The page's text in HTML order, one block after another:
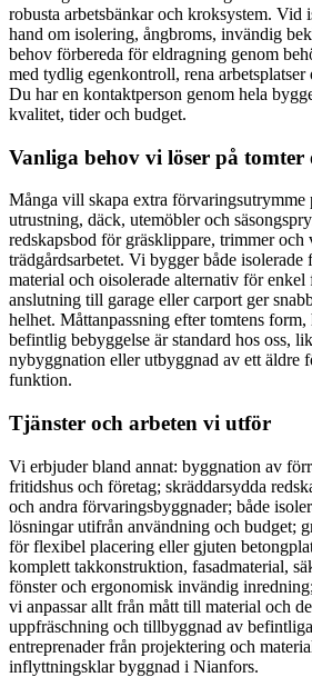
robusta arbetsbänkar och kroksystem. Vid
hand om isolering, ångbroms, invändig
behov förbereda för eldragning genom
med tydlig egenkontroll, rena
Du har en kontaktperson genom hela
kvalitet, tider och budget.
Vanliga behov vi löser på tomter
Många vill skapa extra förvaringsutrymme
utrustning, däck, utemöbler och
redskapsbod för gräsklippare, trimmer och
trädgårdsarbetet. Vi bygger både
material och oisolerade alternativ för
anslutning till garage eller carport ger
helhet. Måttanpassning efter tomtens
befintlig bebyggelse är standard hos oss,
nybyggnation eller utbyggnad av ett äldre
funktion.
Tjänster och arbeten vi utför
Vi erbjuder bland annat: byggnation av
fritidshus och företag; skräddarsydda
och andra förvaringsbyggnader; både
lösningar utifrån användning och budget;
för flexibel placering eller gjuten
komplett takkonstruktion, fasadmaterial,
fönster och ergonomisk invändig
vi anpassar allt från mått till material och
uppfräschning och tillbyggnad av
entreprenader från projektering och
inflyttningsklar byggnad i Nianfors.